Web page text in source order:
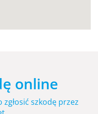
online
szkodę przez